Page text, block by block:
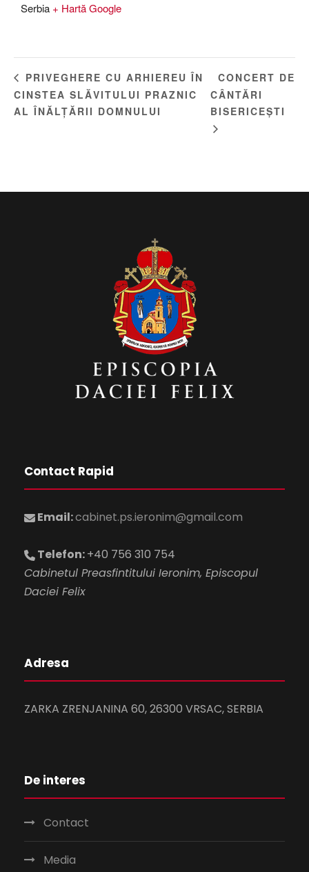
Serbia + Hartă Google
PRIVEGHERE CU ARHIEREU ÎN
CINSTEA SLĂVITULUI PRAZNIC
AL ÎNĂLȚĂRII DOMNULUI
CONCERT DE
CÂNTĂRI
BISERICEȘTI
Contact Rapid
Email:cabinet.ps.ieronim@gmail.com
Telefon:+40 756 310 754
Cabinetul Preasfintitului Ieronim, Episcopul
Daciei Felix
Adresa
ZARKA ZRENJANINA 60, 26300 VRSAC, SERBIA
De interes
Contact
Media